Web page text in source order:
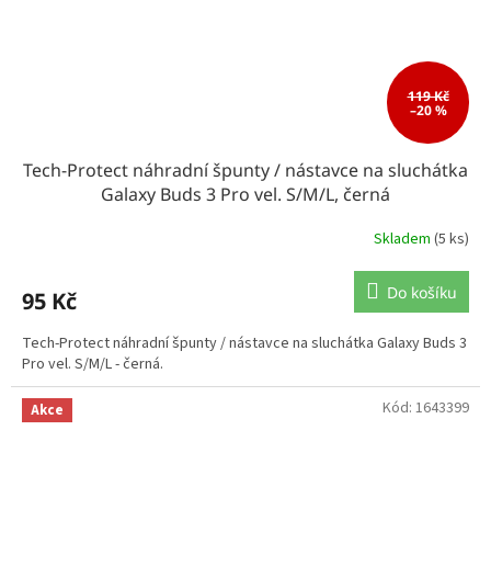
119 Kč
–20 %
Tech-Protect náhradní špunty / nástavce na sluchátka
Galaxy Buds 3 Pro vel. S/M/L, černá
Skladem (5 ks)
95 Kč Do košíku
Tech-Protect náhradní špunty / nástavce na sluchátka Galaxy Buds 3
Pro vel. S/M/L - černá.
Akce Kód: 1643399